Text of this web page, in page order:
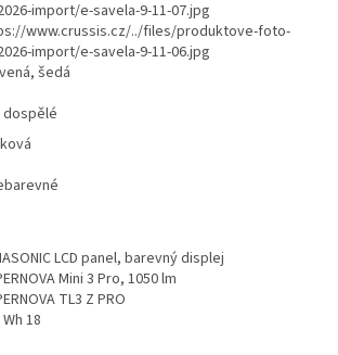
import/e-savela-9-11-07.jpg
www.crussis.cz/../files/produktove-foto-
import/e-savela-9-11-06.jpg
šedá
dospělé
LCD panel, barevný displej
Mini 3 Pro, 1050 lm
TL3 Z PRO
18